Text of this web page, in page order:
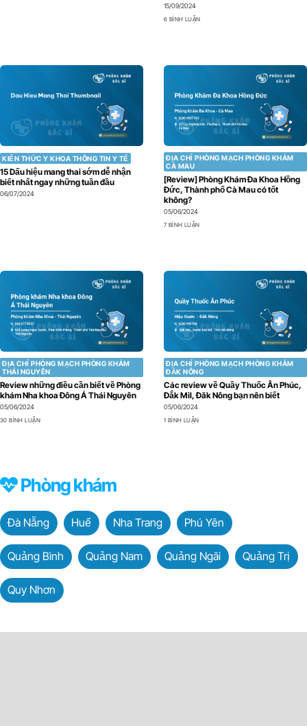
15/09/2024
6 BÌNH LUẬN
KIẾN THỨC Y KHOA THÔNG TIN Y TẾ
15 Dấu hiệu mang thai sớm dễ nhận
biết nhất ngay những tuần đầu
06/07/2024
ĐỊA CHỈ PHÒNG MẠCH PHÒNG KHÁM
CÀ MAU
[Review] Phòng Khám Đa Khoa Hồng
Đức, Thành phố Cà Mau có tốt
không?
05/06/2024
7 BÌNH LUẬN
ĐỊA CHỈ PHÒNG MẠCH PHÒNG KHÁM
THÁI NGUYÊN
Review những điều cần biết về Phòng
khám Nha khoa Đông Á Thái Nguyên
05/06/2024
30 BÌNH LUẬN
ĐỊA CHỈ PHÒNG MẠCH PHÒNG KHÁM
ĐẮK NÔNG
Các review về Quầy Thuốc Ân Phúc,
Đắk Mil, Đăk Nông bạn nên biết
05/06/2024
1 BÌNH LUẬN
Phòng khám
Đà Nẵng Huế Nha Trang Phú Yên
Quảng Bình Quảng Nam Quảng Ngãi Quảng Trị
Quy Nhơn